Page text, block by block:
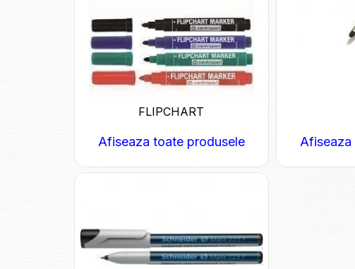
FLIPCHART
Afiseaza toate produsele